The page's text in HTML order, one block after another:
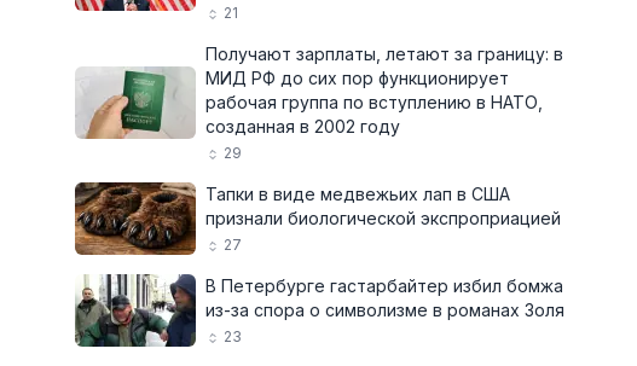
21
Получают зарплаты, летают за границу: в
МИД РФ до сих пор функционирует
рабочая группа по вступлению в НАТО,
созданная в 2002 году
29
Тапки в виде медвежьих лап в США
признали биологической экспроприацией
27
В Петербурге гастарбайтер избил бомжа
из-за спора о символизме в романах Золя
23